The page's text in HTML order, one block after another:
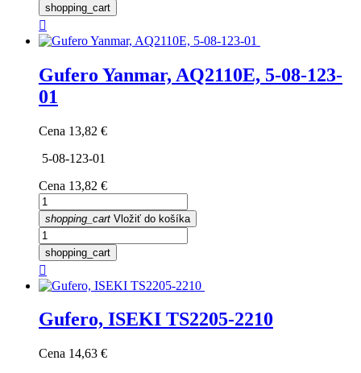
shopping_cart

Gufero Yanmar, AQ2110E, 5-08-123-
01
Cena 13,82 €
5-08-123-01
Cena 13,82 €
shopping_cart Vložiť do košíka
shopping_cart

Gufero, ISEKI TS2205-2210
Cena 14,63 €